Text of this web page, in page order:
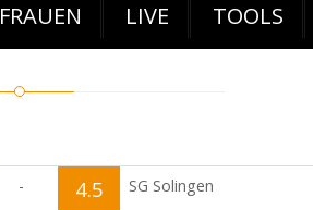
FRAUEN LIVE TOOLS
- 4.5 SG Solingen